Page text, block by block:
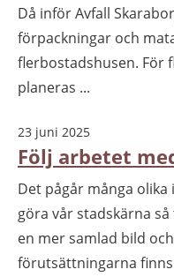
Då inför Avfall
förpackningar och
flerbostadshusen. För
planeras ...
23 juni 2025
Följ arbetet
Det pågår många
göra vår stadskärna
en mer samlad bild
förutsättningarna